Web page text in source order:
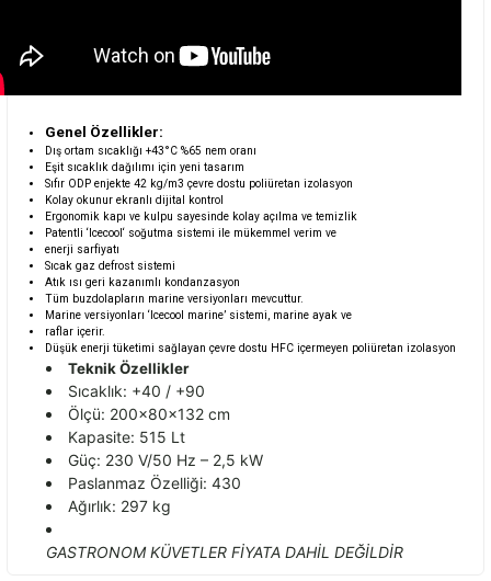
Genel Özellikler:
Dış ortam sıcaklığı +43°C %65 nem oranı
Eşit sıcaklık dağılımı için yeni tasarım
Sıfır ODP enjekte 42 kg/m3 çevre dostu poliüretan izolasyon
Kolay okunur ekranlı dijital kontrol
Ergonomik kapı ve kulpu sayesinde kolay açılma ve temizlik
Patentli ‘Icecool‘ soğutma sistemi ile mükemmel verim ve
enerji sarfiyatı
Sıcak gaz defrost sistemi
Atık ısı geri kazanımlı kondanzasyon
Tüm buzdolapların marine versiyonları mevcuttur.
Marine versiyonları ‘Icecool marine’ sistemi, marine ayak ve
raflar içerir.
Düşük enerji tüketimi sağlayan çevre dostu HFC içermeyen poliüretan izolasyon
Teknik Özellikler
Sıcaklık: +40 / +90
Ölçü: 200x80x132 cm
Kapasite: 515 Lt
Güç: 230 V/50 Hz – 2,5 kW
Paslanmaz Özelliği: 430
Ağırlık: 297 kg
GASTRONOM KÜVETLER FİYATA DAHİL DEĞİLDİR